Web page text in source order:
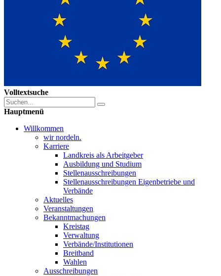
Volltextsuche
Hauptmenü
Willkommen
wir nordeln.
Karriere
Landkreis als Arbeitgeber
Ausbildung und Studium
Stellenausschreibungen
Stellenausschreibungen Eigenbetriebe und
Verbände
Aktuelles
Veranstaltungen
Bekanntmachungen
Kreistag
Verwaltung
Verbände/Institutionen
Breitband
Wahlen
Ausschreibungen